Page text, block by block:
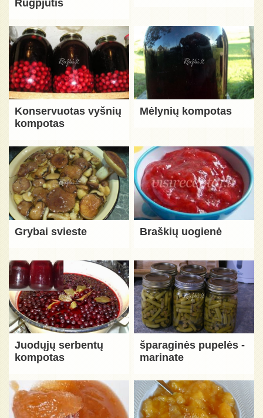
Rugpjūtis
Konservuotas vyšnių
kompotas
Mėlynių kompotas
Grybai svieste Braškių uogienė
Juodųjų serbentų
kompotas
šparaginės pupelės -
marinate